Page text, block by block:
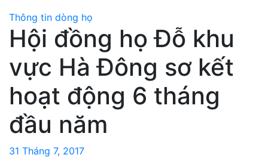
Thông tin dòng họ
Hội đồng họ Đỗ khu
vực Hà Đông sơ kết
hoạt động 6 tháng
đầu năm
31 Tháng 7, 2017